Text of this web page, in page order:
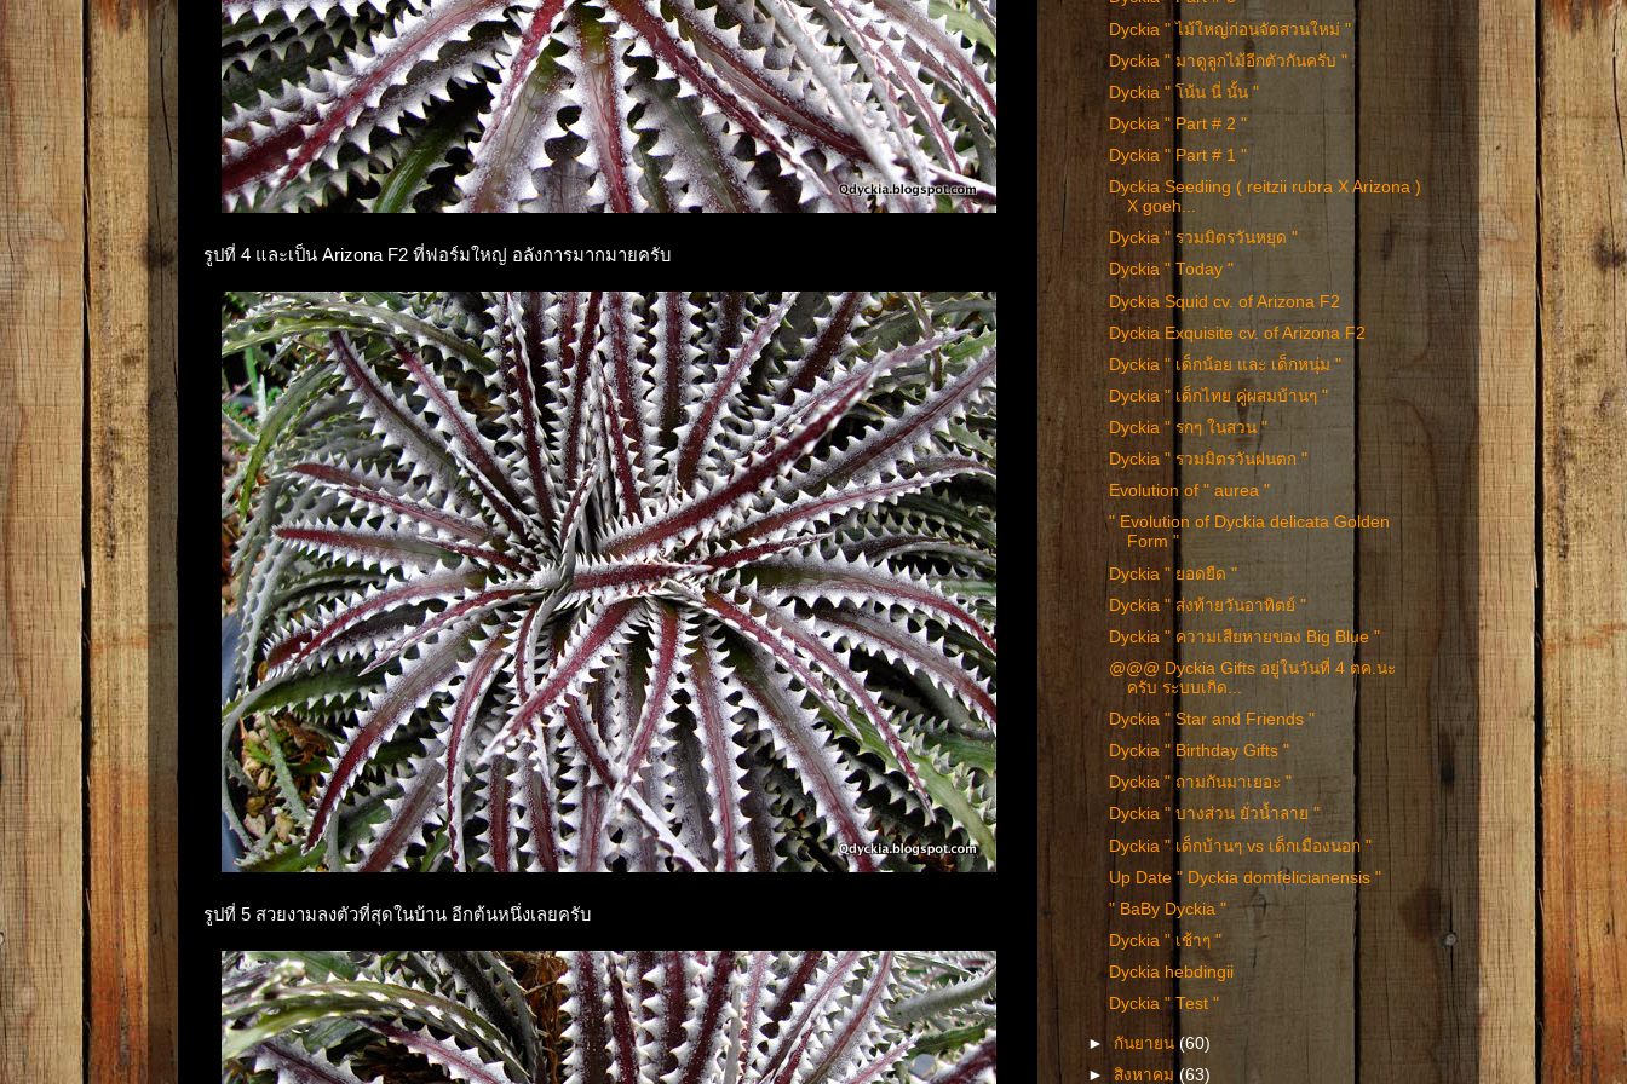
รูปที่ 4 และเป็น Arizona F2 ที่ฟอร์มใหญ่ อลังการมากมายครับ
รูปที่ 5 สวยงามลงตัวที่สุดในบ้าน อีกต้นหนึ่งเลยครับ
Dyckia " ไม้ใหญ่ก่อนจัดสวนใหม่ "
Dyckia " มาดูลูกไม้อีกตัวกันครับ "
Dyckia " โน้น นี่ นั้น "
Dyckia " Part # 2 "
Dyckia " Part # 1 "
Dyckia Seediing ( reitzii rubra X Arizona )
X goeh...
Dyckia " รวมมิตรวันหยุด "
Dyckia " Today "
Dyckia Squid cv. of Arizona F2
Dyckia Exquisite cv. of Arizona F2
Dyckia " เด็กน้อย และ เด็กหนุ่ม "
Dyckia " เด็กไทย คู่ผสมบ้านๆ "
Dyckia " รกๆ ในสวน "
Dyckia " รวมมิตรวันฝนตก "
Evolution of " aurea "
" Evolution of Dyckia delicata Golden
Form "
Dyckia " ยอดยืด "
Dyckia " ส่งท้ายวันอาทิตย์ "
Dyckia " ความเสียหายของ Big Blue "
@@@ Dyckia Gifts อยู่ในวันที่ 4 ตค.นะ
ครับ ระบบเกิด...
Dyckia " Star and Friends "
Dyckia " Birthday Gifts "
Dyckia " ถามกันมาเยอะ "
Dyckia " บางส่วน ยั่วน้ำลาย "
Dyckia " เด็กบ้านๆ vs เด็กเมืองนอก "
Up Date " Dyckia domfelicianensis "
" BaBy Dyckia "
Dyckia " เช้าๆ "
Dyckia hebdingii
Dyckia " Test "
► กันยายน(60)
►สิงหาคม(63)